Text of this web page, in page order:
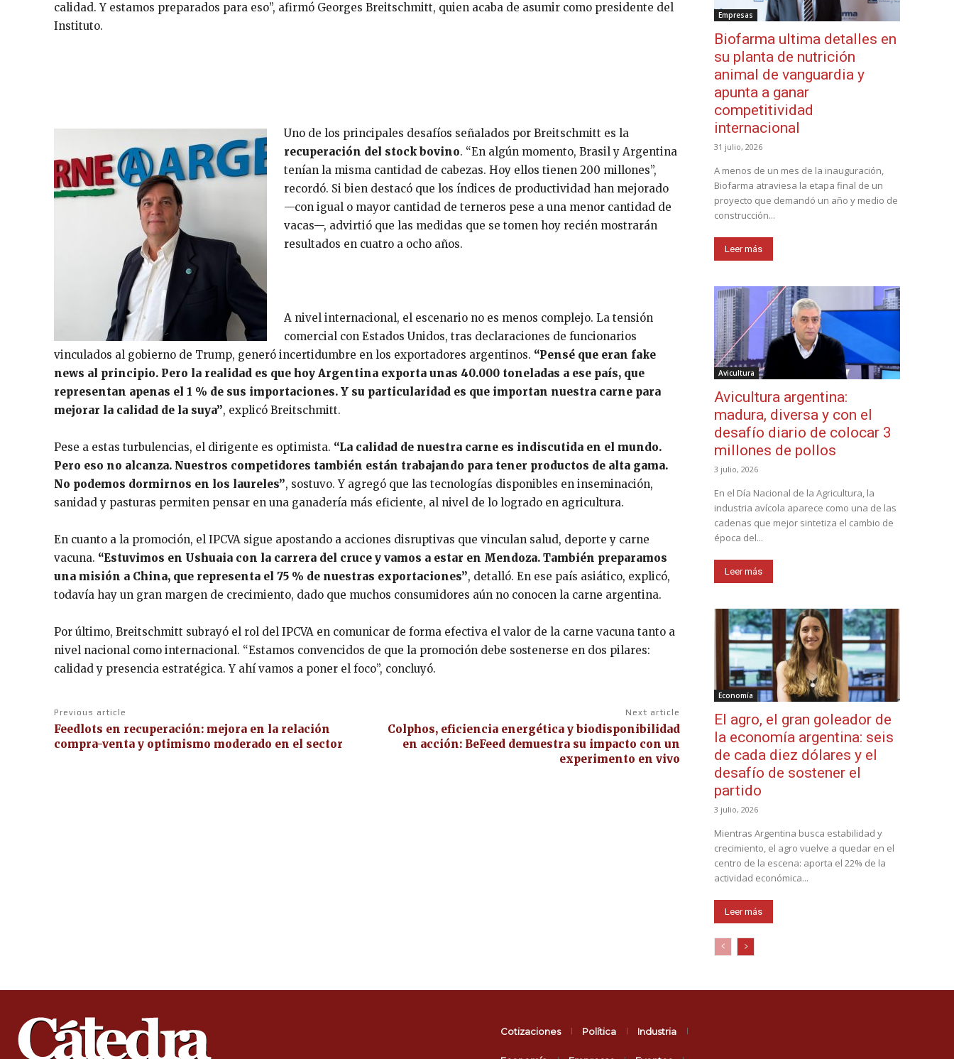
calidad. Y estamos preparados para eso”, afirmó Georges Breitschmitt, quien acaba de asumir como presidente del
Instituto.
Uno de los principales desafíos señalados por Breitschmitt es la
recuperación del stock bovino. “En algún momento, Brasil y Argentina
tenían la misma cantidad de cabezas. Hoy ellos tienen 200 millones”,
recordó. Si bien destacó que los índices de productividad han mejorado
—con igual o mayor cantidad de terneros pese a una menor cantidad de
vacas—, advirtió que las medidas que se tomen hoy recién mostrarán
resultados en cuatro a ocho años.
A nivel internacional, el escenario no es menos complejo. La tensión
comercial con Estados Unidos, tras declaraciones de funcionarios
vinculados al gobierno de Trump, generó incertidumbre en los exportadores argentinos. “Pensé que eran fake
news al principio. Pero la realidad es que hoy Argentina exporta unas 40.000 toneladas a ese país, que
representan apenas el 1 % de sus importaciones. Y su particularidad es que importan nuestra carne para
mejorar la calidad de la suya”, explicó Breitschmitt.
Pese a estas turbulencias, el dirigente es optimista. “La calidad de nuestra carne es indiscutida en el mundo.
Pero eso no alcanza. Nuestros competidores también están trabajando para tener productos de alta gama.
No podemos dormirnos en los laureles”, sostuvo. Y agregó que las tecnologías disponibles en inseminación,
sanidad y pasturas permiten pensar en una ganadería más eficiente, al nivel de lo logrado en agricultura.
En cuanto a la promoción, el IPCVA sigue apostando a acciones disruptivas que vinculan salud, deporte y carne
vacuna. “Estuvimos en Ushuaia con la carrera del cruce y vamos a estar en Mendoza. También preparamos
una misión a China, que representa el 75 % de nuestras exportaciones”, detalló. En ese país asiático, explicó,
todavía hay un gran margen de crecimiento, dado que muchos consumidores aún no conocen la carne argentina.
Por último, Breitschmitt subrayó el rol del IPCVA en comunicar de forma efectiva el valor de la carne vacuna tanto a
nivel nacional como internacional. “Estamos convencidos de que la promoción debe sostenerse en dos pilares:
calidad y presencia estratégica. Y ahí vamos a poner el foco”, concluyó.
Previous article
Feedlots en recuperación: mejora en la relación
compra-venta y optimismo moderado en el sector
Next article
Colphos, eficiencia energética y biodisponibilidad
en acción: BeFeed demuestra su impacto con un
experimento en vivo
Empresas
Biofarma ultima detalles en
su planta de nutrición
animal de vanguardia y
apunta a ganar
competitividad
internacional
31 julio, 2026
A menos de un mes de la inauguración,
Biofarma atraviesa la etapa final de un
proyecto que demandó un año y medio de
construcción...
Leer más
Avicultura
Avicultura argentina:
madura, diversa y con el
desafío diario de colocar 3
millones de pollos
3 julio, 2026
En el Día Nacional de la Agricultura, la
industria avícola aparece como una de las
cadenas que mejor sintetiza el cambio de
época del...
Leer más
Economía
El agro, el gran goleador de
la economía argentina: seis
de cada diez dólares y el
desafío de sostener el
partido
3 julio, 2026
Mientras Argentina busca estabilidad y
crecimiento, el agro vuelve a quedar en el
centro de la escena: aporta el 22% de la
actividad económica...
Leer más
Cotizaciones Política Industria